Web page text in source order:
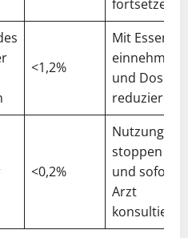
fortsetzen
<1,2%
Mit Essen
einnehmen
und Dosis
reduzieren
<0,2%
Nutzung
stoppen
und sofort
Arzt
konsultieren